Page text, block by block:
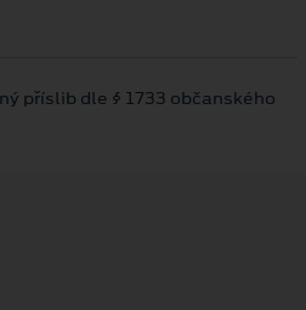
příslib dle § 1733 občanského